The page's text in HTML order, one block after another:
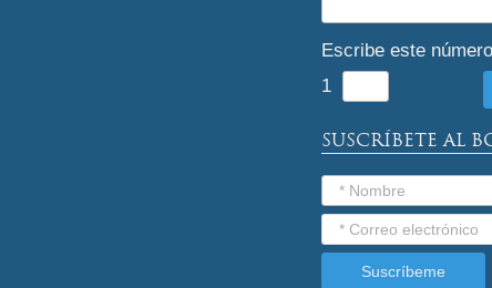
Escribe este
1
SUSCRÍBETE AL